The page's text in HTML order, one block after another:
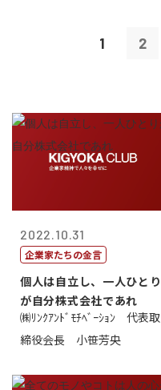
1 2
2022.10.31
企業家たちの金言
個人は自立し、一人ひとり
が自分株式会社であれ
㈱ﾘﾝｸｱﾝﾄﾞﾓﾁﾍﾞｰｼｮﾝ 代表取
締役会長 小笹芳央